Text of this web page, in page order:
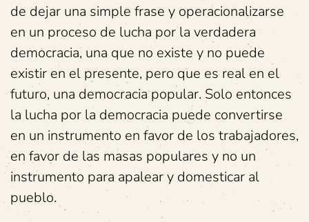
de dejar una simple frase y operacionalizarse
en un proceso de lucha por la verdadera
democracia, una que no existe y no puede
existir en el presente, pero que es real en el
futuro, una democracia popular. Solo entonces
la lucha por la democracia puede convertirse
en un instrumento en favor de los trabajadores,
en favor de las masas populares y no un
instrumento para apalear y domesticar al
pueblo.